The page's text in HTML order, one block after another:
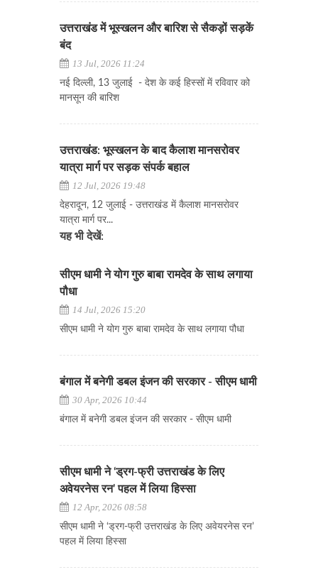
उत्तराखंड में भूस्खलन और बारिश से सैकड़ों सड़कें
बंद
13 Jul, 2026 11:24
नई दिल्ली, 13 जुलाई - देश के कई हिस्सों में रविवार को
मानसून की बारिश
उत्तराखंड: भूस्खलन के बाद कैलाश मानसरोवर
यात्रा मार्ग पर सड़क संपर्क बहाल
12 Jul, 2026 19:48
देहरादून, 12 जुलाई - उत्तराखंड में कैलाश मानसरोवर
यात्रा मार्ग पर...
यह भी देखें:
सीएम धामी ने योग गुरु बाबा रामदेव के साथ लगाया
पौधा
14 Jul, 2026 15:20
सीएम धामी ने योग गुरु बाबा रामदेव के साथ लगाया पौधा
बंगाल में बनेगी डबल इंजन की सरकार - सीएम धामी
30 Apr, 2026 10:44
बंगाल में बनेगी डबल इंजन की सरकार - सीएम धामी
सीएम धामी ने ‘ड्रग-फ्री उत्तराखंड के लिए
अवेयरनेस रन’ पहल में लिया हिस्सा
12 Apr, 2026 08:58
सीएम धामी ने ‘ड्रग-फ्री उत्तराखंड के लिए अवेयरनेस रन’
पहल में लिया हिस्सा